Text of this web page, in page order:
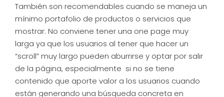
También son recomendables cuando se maneja un
mínimo portafolio de productos o servicios que
mostrar. No conviene tener una one page muy
larga ya que los usuarios al tener que hacer un
“scroll” muy largo pueden aburrirse y optar por salir
de la página, especialmente si no se tiene
contenido que aporte valor a los usuarios cuando
están generando una búsqueda concreta en